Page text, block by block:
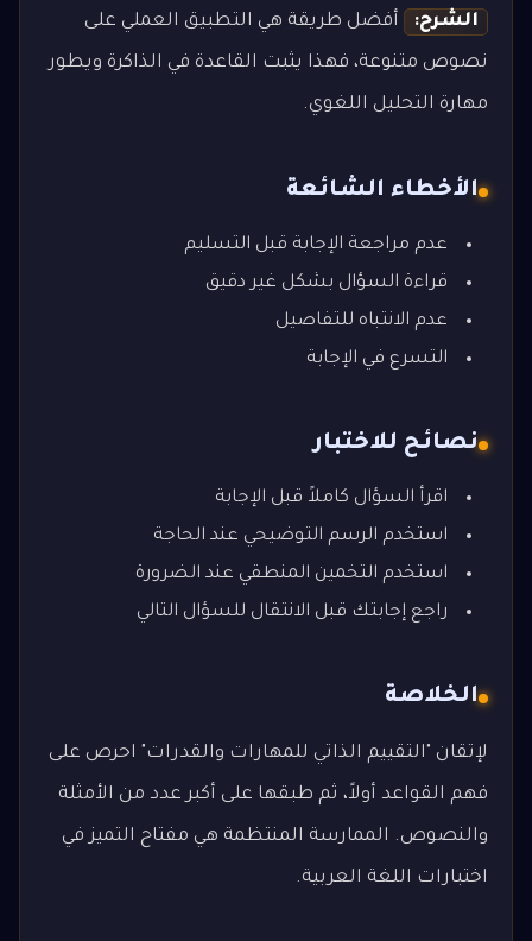
الشرح: أفضل طريقة هي التطبيق العملي على
نصوص متنوعة، فهذا يثبت القاعدة في الذاكرة ويطور
مهارة التحليل اللغوي.
الأخطاء الشائعة
عدم مراجعة الإجابة قبل التسليم
قراءة السؤال بشكل غير دقيق
عدم الانتباه للتفاصيل
التسرع في الإجابة
نصائح للاختبار
اقرأ السؤال كاملاً قبل الإجابة
استخدم الرسم التوضيحي عند الحاجة
استخدم التخمين المنطقي عند الضرورة
راجع إجابتك قبل الانتقال للسؤال التالي
الخلاصة
لإتقان "التقييم الذاتي للمهارات والقدرات" احرص على
فهم القواعد أولاً، ثم طبقها على أكبر عدد من الأمثلة
والنصوص. الممارسة المنتظمة هي مفتاح التميز في
اختبارات اللغة العربية.